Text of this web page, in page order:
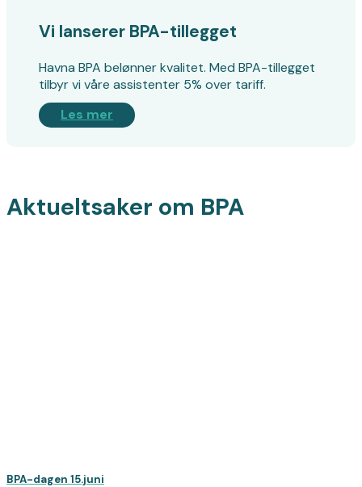
Vi lanserer BPA-tillegget
Havna BPA belønner kvalitet. Med BPA-tillegget
tilbyr vi våre assistenter 5% over tariff.
Les mer
Aktueltsaker om BPA
BPA-dagen 15.juni